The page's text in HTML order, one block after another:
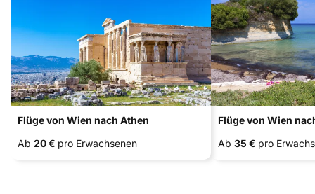
Flüge von Wien nach Athen
Ab 20 € pro Erwachsenen
Flüge von Wien
Ab 35 € pro